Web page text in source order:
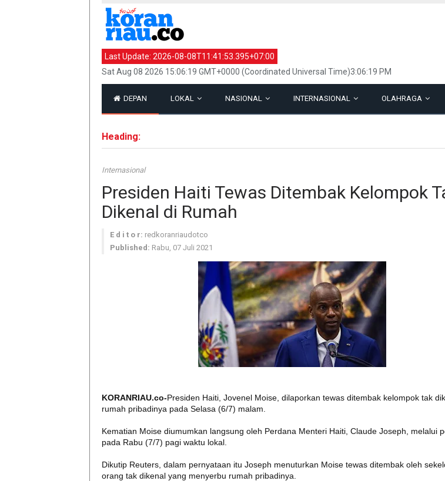
Last Update: 2026-08-08T11:41:53.395+07:00
Sat Aug 08 2026 15:06:19 GMT+0000 (Coordinated Universal Time)3:06:19 PM
DEPAN LOKAL NASIONAL INTERNASIONAL OLAHRAGA
Heading:
Internasional
Presiden Haiti Tewas Ditembak Kelompok
Dikenal di Rumah
E d i t o r: redkoranriaudotco
Published: Rabu, 07 Juli 2021
KORANRIAU.co-Presiden Haiti, Jovenel Moise, dilaporkan tewas ditembak kelompok tak
rumah pribadinya pada Selasa (6/7) malam.
Kematian Moise diumumkan langsung oleh Perdana Menteri Haiti, Claude Joseph, melalui
pada Rabu (7/7) pagi waktu lokal.
Dikutip Reuters, dalam pernyataan itu Joseph menuturkan Moise tewas ditembak oleh
orang tak dikenal yang menyerbu rumah pribadinya.